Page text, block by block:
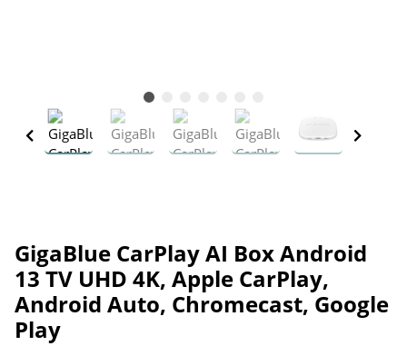
GigaBlue CarPlay AI Box Android
13 TV UHD 4K, Apple CarPlay,
Android Auto, Chromecast, Google
Play